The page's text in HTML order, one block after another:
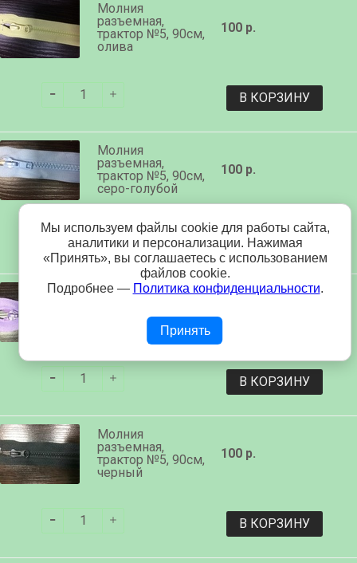
Молния
разъемная,
трактор №5, 90см,
олива
100 р.
В КОРЗИНУ
Молния
разъемная,
трактор №5, 90см,
серо-голубой
100 р.
В КОРЗИНУ
Молния
трактор №5, 90см,
В КОРЗИНУ
Молния
разъемная,
трактор №5, 90см,
черный
100 р.
В КОРЗИНУ
Мы используем файлы cookie для работы сайта,
аналитики и персонализации. Нажимая
«Принять», вы соглашаетесь с использованием
файлов cookie.
Подробнее — Политика конфиденциальности.
Принять